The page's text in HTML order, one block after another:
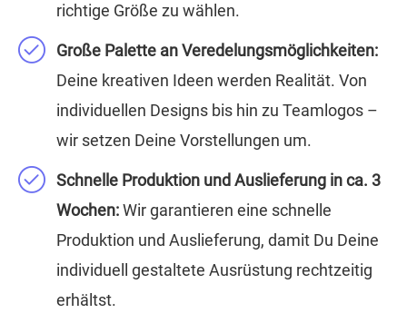
richtige Größe zu wählen.
Große Palette an Veredelungsmöglichkeiten:
Deine kreativen Ideen werden Realität. Von
individuellen Designs bis hin zu Teamlogos –
wir setzen Deine Vorstellungen um.
Schnelle Produktion und Auslieferung in ca. 3
Wochen: Wir garantieren eine schnelle
Produktion und Auslieferung, damit Du Deine
individuell gestaltete Ausrüstung rechtzeitig
erhältst.